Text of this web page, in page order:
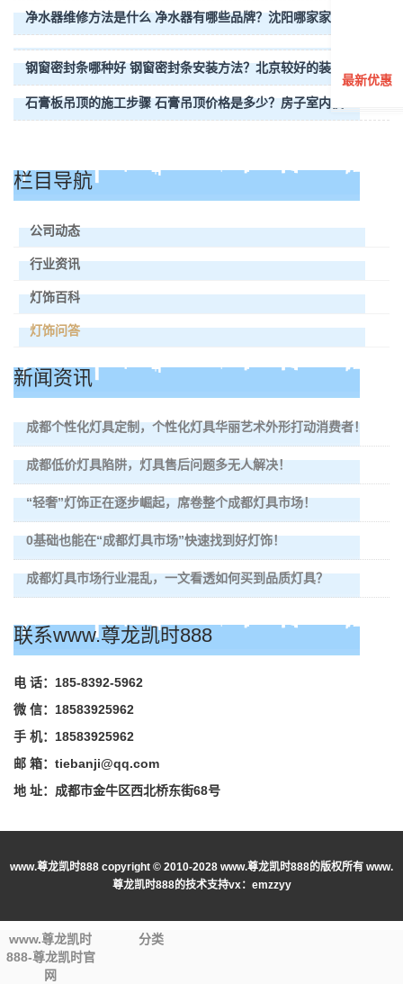
净水器维修方法是什么 净水器有哪些品牌？沈阳哪家家装公司好
钢窗密封条哪种好 钢窗密封条安装方法？北京较好的装修公司
石膏板吊顶的施工步骤 石膏吊顶价格是多少？房子室内模型
栏目导航
公司动态
行业资讯
灯饰百科
灯饰问答
新闻资讯
成都个性化灯具定制，个性化灯具华丽艺术外形打动消费者！
成都低价灯具陷阱，灯具售后问题多无人解决！
“轻奢”灯饰正在逐步崛起，席卷整个成都灯具市场！
0基础也能在“成都灯具市场”快速找到好灯饰！
成都灯具市场行业混乱，一文看透如何买到品质灯具？
联系www.尊龙凯时888
电 话：185-8392-5962
微 信：18583925962
手 机：18583925962
邮 箱： tiebanji@qq.com
地 址：成都市金牛区西北桥东街68号
www.尊龙凯时
888-尊龙凯时官
网
分类
www.尊龙凯时888 copyright © 2010-2028 www.尊龙凯时888的版权所有 www.
尊龙凯时888的技术支持vx：emzzyy
最新优惠
网站地图